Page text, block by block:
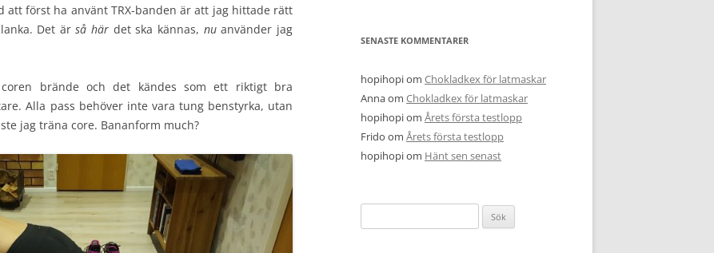
att först ha använt TRX-banden är att jag hittade rätt
Det ärså här det ska kännas, nuanvänder jag
coren brände och det kändes som ett riktigt bra
Alla pass behöver inte vara tung benstyrka, utan
jag träna core. Bananform much?
SENASTE KOMMENTARER
hopihopiom Chokladkex för latmaskar
Annaom Chokladkex för latmaskar
hopihopiom Årets första testlopp
Frido om Årets första testlopp
hopihopiom Hänt sen senast
efter: